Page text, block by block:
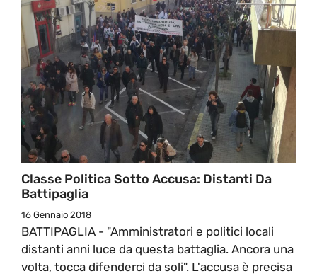
Classe Politica Sotto Accusa: Distanti Da
Battipaglia
16 Gennaio 2018
BATTIPAGLIA - "Amministratori e politici locali
distanti anni luce da questa battaglia. Ancora una
volta, tocca difenderci da soli". L'accusa è precisa